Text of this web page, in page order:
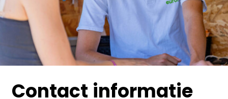
Contact informatie